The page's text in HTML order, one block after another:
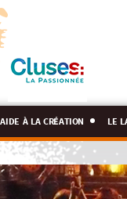
aide à la création le